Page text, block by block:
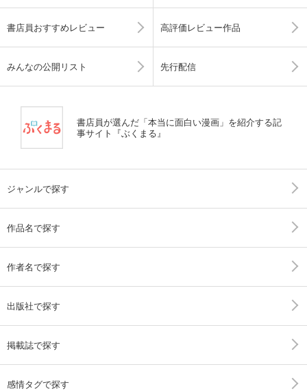
書店員おすすめレビュー 高評価レビュー作品
みんなの公開リスト 先行配信
書店員が選んだ「本当に面白い漫画」を紹介する記
事サイト『ぶくまる』
ジャンルで探す
作品名で探す
作者名で探す
出版社で探す
掲載誌で探す
感情タグで探す